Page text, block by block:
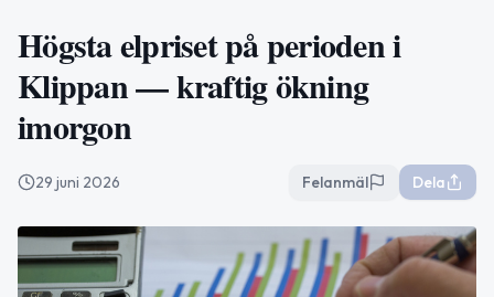
Högsta elpriset på perioden i
Klippan — kraftig ökning
imorgon
29 juni 2026 Felanmäl Dela